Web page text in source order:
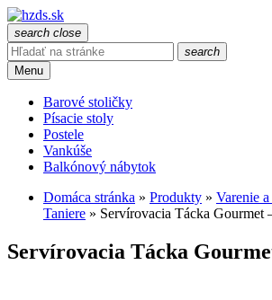
search close
search
Menu
Barové stoličky
Písacie stoly
Postele
Vankúše
Balkónový nábytok
Domáca stránka » Produkty » Varenie
Taniere » Servírovacia Tácka Gourmet
Servírovacia Tácka